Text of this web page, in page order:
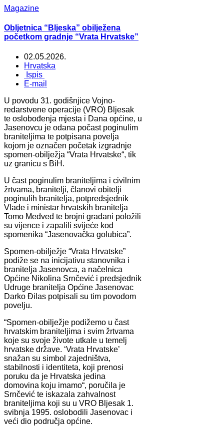
Magazine
Obljetnica “Bljeska” obilježena
početkom gradnje “Vrata Hrvatske”
02.05.2026.
Hrvatska
Ispis
E-mail
U povodu 31. godišnjice Vojno-
redarstvene operacije (VRO) Bljesak
te oslobođenja mjesta i Dana općine, u
Jasenovcu je odana počast poginulim
braniteljima te potpisana povelja
kojom je označen početak izgradnje
spomen-obilježja “Vrata Hrvatske“, tik
uz granicu s BiH.
U čast poginulim braniteljima i civilnim
žrtvama, branitelji, članovi obitelji
poginulih branitelja, potpredsjednik
Vlade i ministar hrvatskih branitelja
Tomo Medved te brojni građani položili
su vijence i zapalili svijeće kod
spomenika “Jasenovačka golubica”.
Spomen-obilježje “Vrata Hrvatske”
podiže se na inicijativu stanovnika i
branitelja Jasenovca, a načelnica
Općine Nikolina Srnčević i predsjednik
Udruge branitelja Općine Jasenovac
Darko Đilas potpisali su tim povodom
povelju.
“Spomen-obilježje podižemo u čast
hrvatskim braniteljima i svim žrtvama
koje su svoje živote utkale u temelj
hrvatske države. ‘Vrata Hrvatske’
snažan su simbol zajedništva,
stabilnosti i identiteta, koji prenosi
poruku da je Hrvatska jedina
domovina koju imamo“, poručila je
Srnčević te iskazala zahvalnost
braniteljima koji su u VRO Bljesak 1.
svibnja 1995. oslobodili Jasenovac i
veći dio područja općine.